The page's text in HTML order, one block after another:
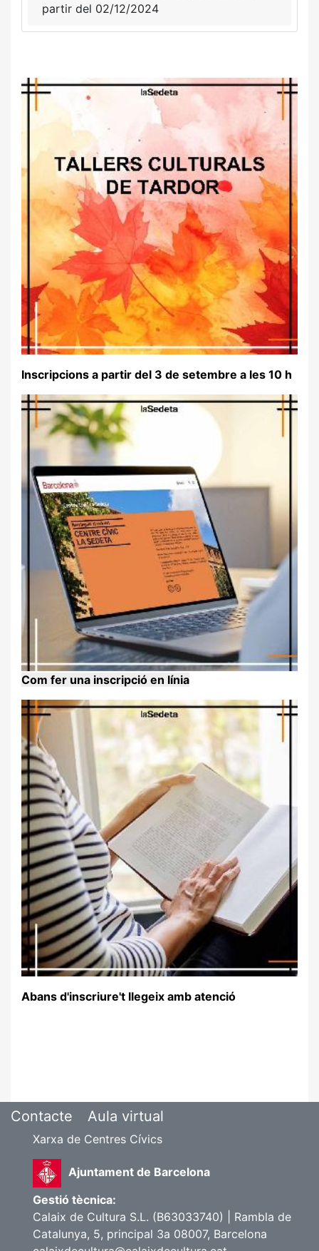
partir del 02/12/2024
Inscripcions a partir del 3 de setembre a les 10 h
Com fer una inscripció en línia
Abans d'inscriure't llegeix amb atenció
Contacte Aula virtual
Xarxa de Centres Cívics
Ajuntament de Barcelona
Gestió tècnica:
Calaix de Cultura S.L. (B63033740) | Rambla de
Catalunya, 5, principal 3a 08007, Barcelona